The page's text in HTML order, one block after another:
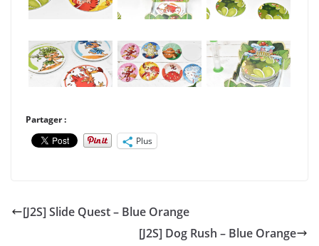
Partager :
Plus
[J2S] Slide Quest – Blue Orange
[J2S] Dog Rush – Blue Orange